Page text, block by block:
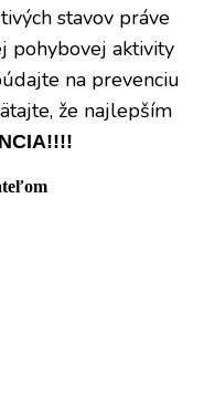
stavov práve
pohybovej aktivity
na prevenciu
že najlepším